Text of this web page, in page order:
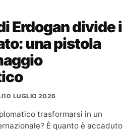
Erdogan divide i
una pistola
10 LUGLIO 2026
trasformarsi in un
È quanto è accaduto